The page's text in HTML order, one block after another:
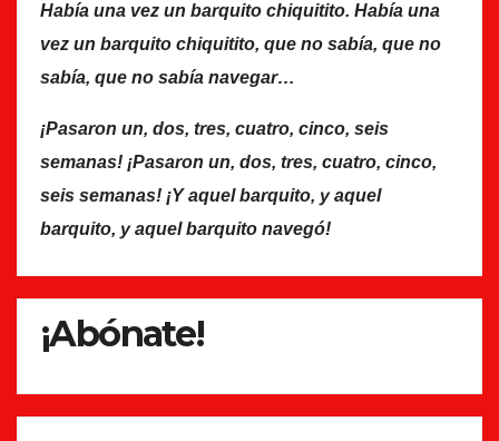
Había una vez un barquito chiquitito. Había una
vez un barquito chiquitito, que no sabía, que no
sabía, que no sabía navegar…
¡Pasaron un, dos, tres, cuatro, cinco, seis
semanas! ¡Pasaron un, dos, tres, cuatro, cinco,
seis semanas! ¡Y aquel barquito, y aquel
barquito, y aquel barquito navegó!
¡Abónate!